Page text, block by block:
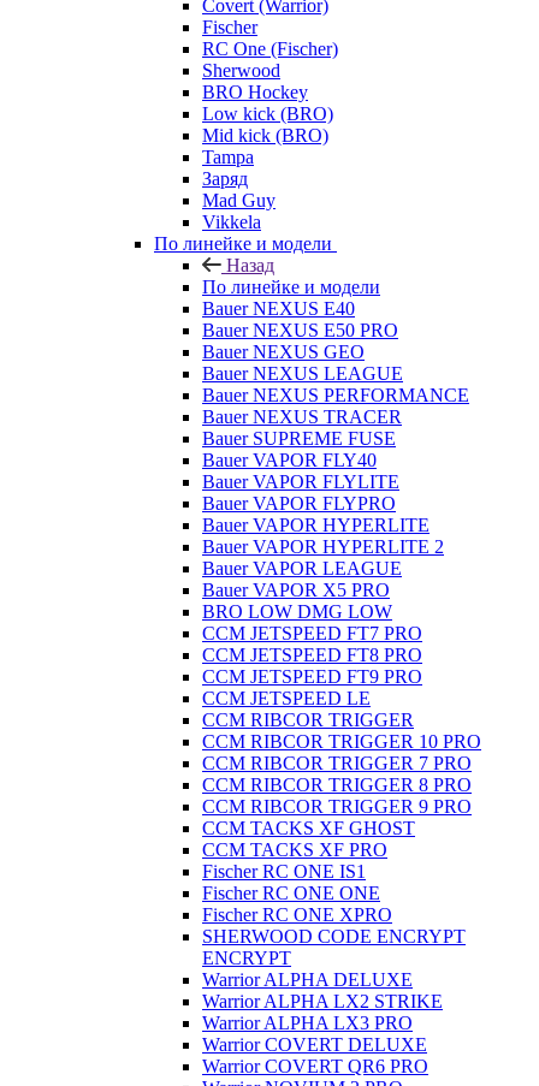
Covert (Warrior)
Fischer
RC One (Fischer)
Sherwood
BRO Hockey
Low kick (BRO)
Mid kick (BRO)
Tampa
Заряд
Mad Guy
Vikkela
По линейке и модели
Назад
По линейке и модели
Bauer NEXUS E40
Bauer NEXUS E50 PRO
Bauer NEXUS GEO
Bauer NEXUS LEAGUE
Bauer NEXUS PERFORMANCE
Bauer NEXUS TRACER
Bauer SUPREME FUSE
Bauer VAPOR FLY40
Bauer VAPOR FLYLITE
Bauer VAPOR FLYPRO
Bauer VAPOR HYPERLITE
Bauer VAPOR HYPERLITE 2
Bauer VAPOR LEAGUE
Bauer VAPOR X5 PRO
BRO LOW DMG LOW
CCM JETSPEED FT7 PRO
CCM JETSPEED FT8 PRO
CCM JETSPEED FT9 PRO
CCM JETSPEED LE
CCM RIBCOR TRIGGER
CCM RIBCOR TRIGGER 10 PRO
CCM RIBCOR TRIGGER 7 PRO
CCM RIBCOR TRIGGER 8 PRO
CCM RIBCOR TRIGGER 9 PRO
CCM TACKS XF GHOST
CCM TACKS XF PRO
Fischer RC ONE IS1
Fischer RC ONE ONE
Fischer RC ONE XPRO
SHERWOOD CODE ENCRYPT
ENCRYPT
Warrior ALPHA DELUXE
Warrior ALPHA LX2 STRIKE
Warrior ALPHA LX3 PRO
Warrior COVERT DELUXE
Warrior COVERT QR6 PRO